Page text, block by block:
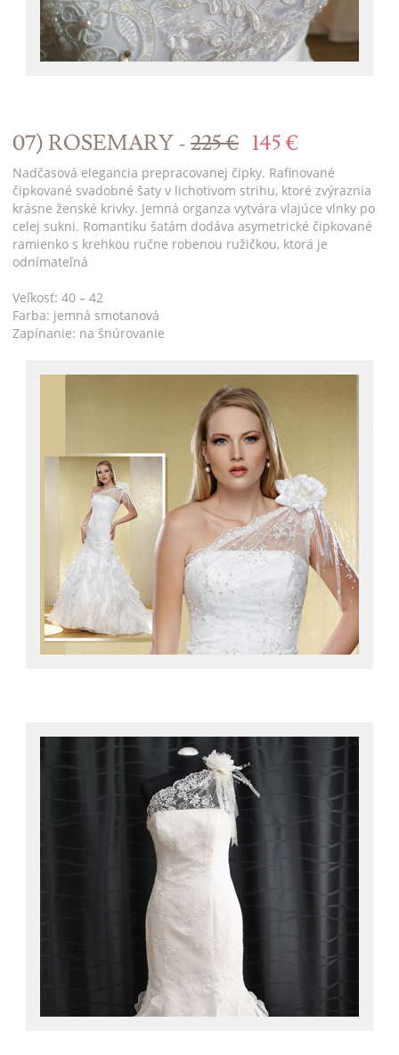
07) ROSEMARY -225 € 145 €
Nadčasová elegancia prepracovanej čipky. Rafinované
čipkované svadobné šaty v lichotivom strihu, ktoré zvýraznia
krásne ženské krivky. Jemná organza vytvára vlajúce vlnky po
celej sukni. Romantiku šatám dodáva asymetrické čipkované
ramienko s krehkou ručne robenou ružičkou, ktorá je
odnímateľná
Veľkosť: 40 – 42
Farba: jemná smotanová
Zapínanie: na šnúrovanie